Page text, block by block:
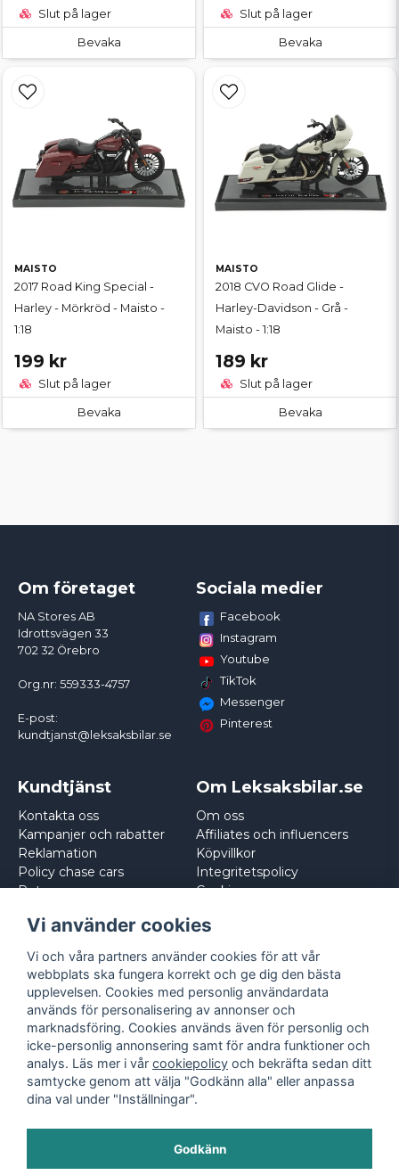
Slut på lager
Bevaka
Slut på lager
Bevaka
MAISTO
2017 Road King Special -
Harley - Mörkröd - Maisto -
1:18
199 kr
Slut på lager
Bevaka
MAISTO
2018 CVO Road Glide -
Harley-Davidson - Grå -
Maisto - 1:18
189 kr
Slut på lager
Bevaka
Om företaget
NA Stores AB
Idrottsvägen 33
702 32 Örebro
Org.nr: 559333-4757
E-post:
kundtjanst@leksaksbilar.se
Sociala medier
Facebook
Instagram
Youtube
TikTok
Messenger
Pinterest
Kundtjänst
Kontakta oss
Kampanjer och rabatter
Reklamation
Policy chase cars
Returnera
Om Leksaksbilar.se
Om oss
Affiliates och influencers
Köpvillkor
Integritetspolicy
Cookies
Vi använder cookies
Vi och våra partners använder cookies för att vår
webbplats ska fungera korrekt och ge dig den bästa
upplevelsen. Cookies med personlig användardata
används för personalisering av annonser och
marknadsföring. Cookies används även för personlig och
icke-personlig annonsering samt för andra funktioner och
analys. Läs mer i vår cookiepolicy och bekräfta sedan ditt
samtycke genom att välja "Godkänn alla" eller anpassa
dina val under "Inställningar".
Godkänn